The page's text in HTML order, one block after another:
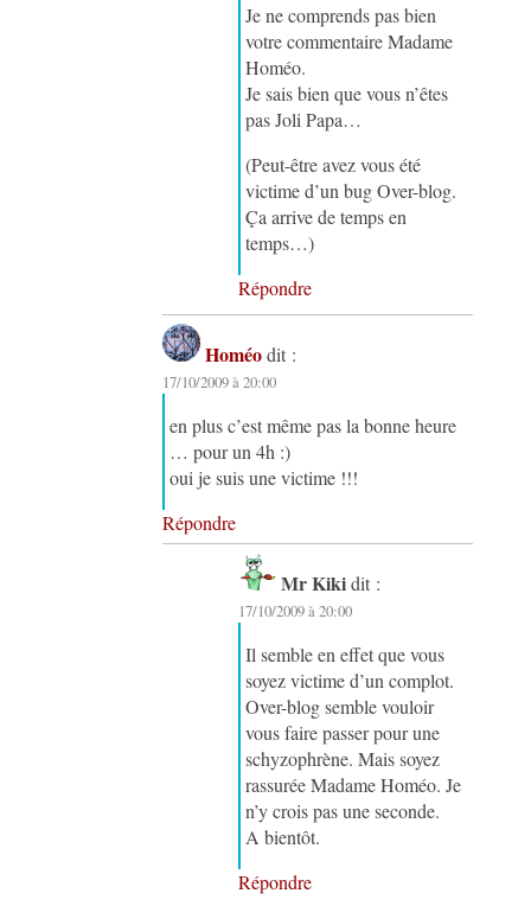
Je ne comprends pas bien
votre commentaire Madame
Homéo.
Je sais bien que vous n’êtes
pas Joli Papa…
(Peut-être avez vous été
victime d’un bug Over-blog.
Ça arrive de temps en
temps…)
Répondre
Homéo dit :
17/10/2009 à 20:00
en plus c’est même pas la bonne heure
… pour un 4h :)
oui je suis une victime !!!
Répondre
Mr Kiki dit :
17/10/2009 à 20:00
Il semble en effet que vous
soyez victime d’un complot.
Over-blog semble vouloir
vous faire passer pour une
schyzophrène. Mais soyez
rassurée Madame Homéo. Je
n’y crois pas une seconde.
A bientôt.
Répondre